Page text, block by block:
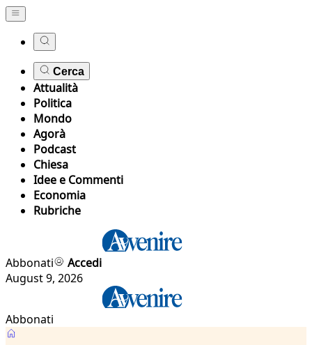
Cerca
Attualità
Politica
Mondo
Agorà
Podcast
Chiesa
Idee e Commenti
Economia
Rubriche
Abbonati
Accedi
August 9, 2026
Abbonati